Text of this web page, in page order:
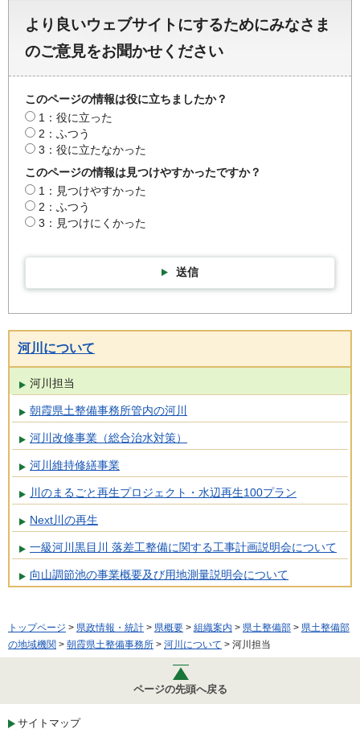
より良いウェブサイトにするためにみなさま
のご意見をお聞かせください
このページの情報は役に立ちましたか？
1：役に立った
2：ふつう
3：役に立たなかった
このページの情報は見つけやすかったですか？
1：見つけやすかった
2：ふつう
3：見つけにくかった
送信
河川について
河川担当
朝霞県土整備事務所管内の河川
河川改修事業（総合治水対策）
河川維持修繕事業
川のまるごと再生プロジェクト・水辺再生100プラン
Next川の再生
一級河川黒目川 落差工整備に関する工事計画説明会について
向山調節池の事業概要及び用地測量説明会について
トップページ > 県政情報・統計 > 県概要 > 組織案内 > 県土整備部 > 県土整備部
の地域機関 > 朝霞県土整備事務所 > 河川について > 河川担当
ページの先頭へ戻る
サイトマップ